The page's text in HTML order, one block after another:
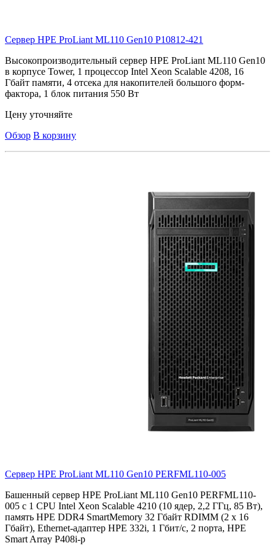
Сервер HPE ProLiant ML110 Gen10 P10812-421
Высокопроизводительный сервер HPE ProLiant ML110 Gen10
в корпусе Tower, 1 процессор Intel Xeon Scalable 4208, 16
Гбайт памяти, 4 отсека для накопителей большого форм-
фактора, 1 блок питания 550 Вт
Цену уточняйте
Обзор В корзину
Сервер HPE ProLiant ML110 Gen10 PERFML110-005
Башенный сервер HPE ProLiant ML110 Gen10 PERFML110-
005 с 1 CPU Intel Xeon Scalable 4210 (10 ядер, 2,2 ГГц, 85 Вт),
память HPE DDR4 SmartMemory 32 Гбайт RDIMM (2 x 16
Гбайт), Ethernet-адаптер HPE 332i, 1 Гбит/с, 2 порта, HPE
Smart Array P408i-p